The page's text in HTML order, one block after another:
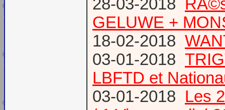
28-03-2018
GELUWE +
18-02-2018
03-01-2018
LBFTD et
03-01-2018 Les